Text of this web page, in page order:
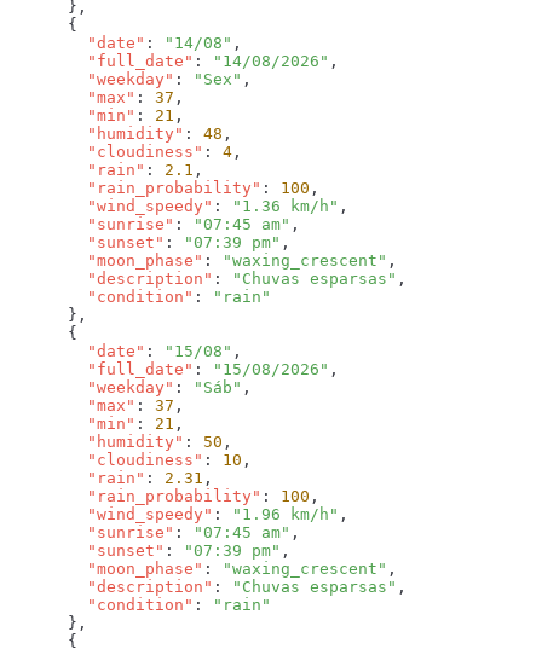
        "date"
: "14/08"
        "full_date"
: "14/08/2026"
        "weekday"
: "Sex"
        "max"
: 37
        "min"
: 21
        "humidity"
: 48
        "cloudiness"
: 4
        "rain"
: 2.1
        "rain_probability"
: 100
        "wind_speedy"
: "1.36 km/h"
        "sunrise"
: "07:45 am"
        "sunset"
: "07:39 pm"
        "moon_phase"
: "waxing_crescent"
        "description"
: "Chuvas esparsas"
        "condition"
:
        "date"
: "15/08"
        "full_date"
: "15/08/2026"
        "weekday"
: "Sáb"
        "max"
: 37
        "min"
: 21
        "humidity"
: 50
        "cloudiness"
: 10
        "rain"
: 2.31
        "rain_probability"
: 100
        "wind_speedy"
: "1.96 km/h"
        "sunrise"
: "07:45 am"
        "sunset"
: "07:39 pm"
        "moon_phase"
: "waxing_crescent"
        "description"
: "Chuvas esparsas"
        "condition"
: